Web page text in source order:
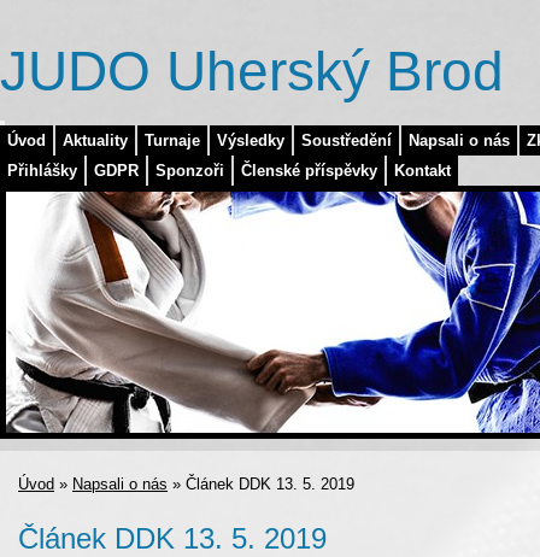
Úvod Aktuality Turnaje Výsledky Soustředění Napsali o nás
Přihlášky
GDPR Sponzoři Členské příspěvky Kontakt
JUDO Uherský Brod
Úvod » Napsali o nás » Článek DDK 13. 5. 2019
Článek DDK 13. 5. 2019